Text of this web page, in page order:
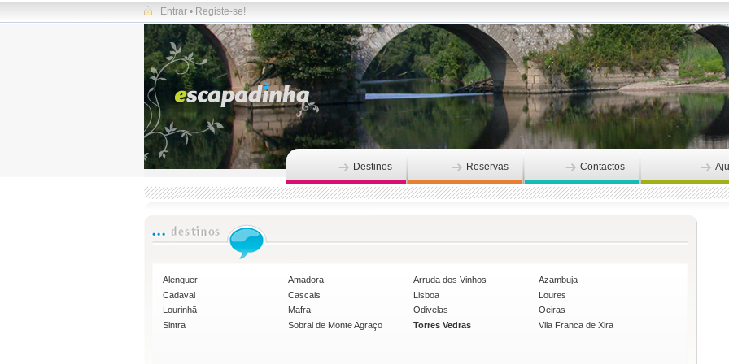
Entrar • Registe-se!
Destinos Reservas Contactos
Alenquer Amadora Arruda dos Vinhos
Azambuja
Cadaval
Cascais Lisboa
Loures
Lourinhã
Mafra Odivelas
Oeiras
Sintra
Sobral de Monte Agraço Torres Vedras Vila Franca de Xira